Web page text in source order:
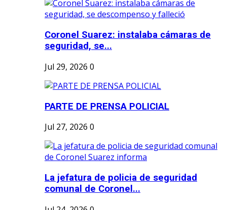
Coronel Suarez: instalaba cámaras de
seguridad, se...
Jul 29, 2026 0
PARTE DE PRENSA POLICIAL
Jul 27, 2026 0
La jefatura de policia de seguridad
comunal de Coronel...